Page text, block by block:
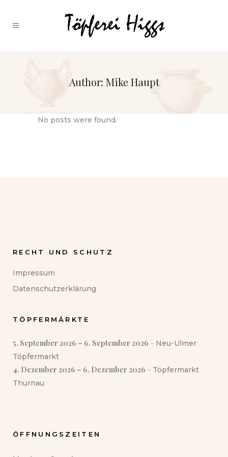
Author: Mike Haupt
No posts were found.
RECHT UND SCHUTZ
Impressum
Datenschutzerklärung
TÖPFERMÄRKTE
5. September 2026 – 6. September 2026 – Neu-Ulmer
Töpfermarkt
4. Dezember 2026 – 6. Dezember 2026 – Töpfermarkt
Thurnau
ÖFFNUNGSZEITEN